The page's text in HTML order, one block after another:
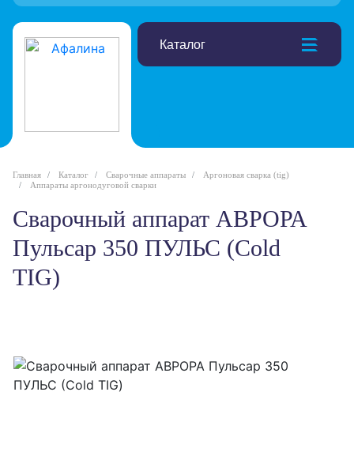
Каталог
Главная Каталог Сварочные аппараты
Аргоновая сварка (tig)
Аппараты аргонодуговой сварки
Сварочный аппарат АВРОРА
Пульсар 350 ПУЛЬС (Cold
TIG)